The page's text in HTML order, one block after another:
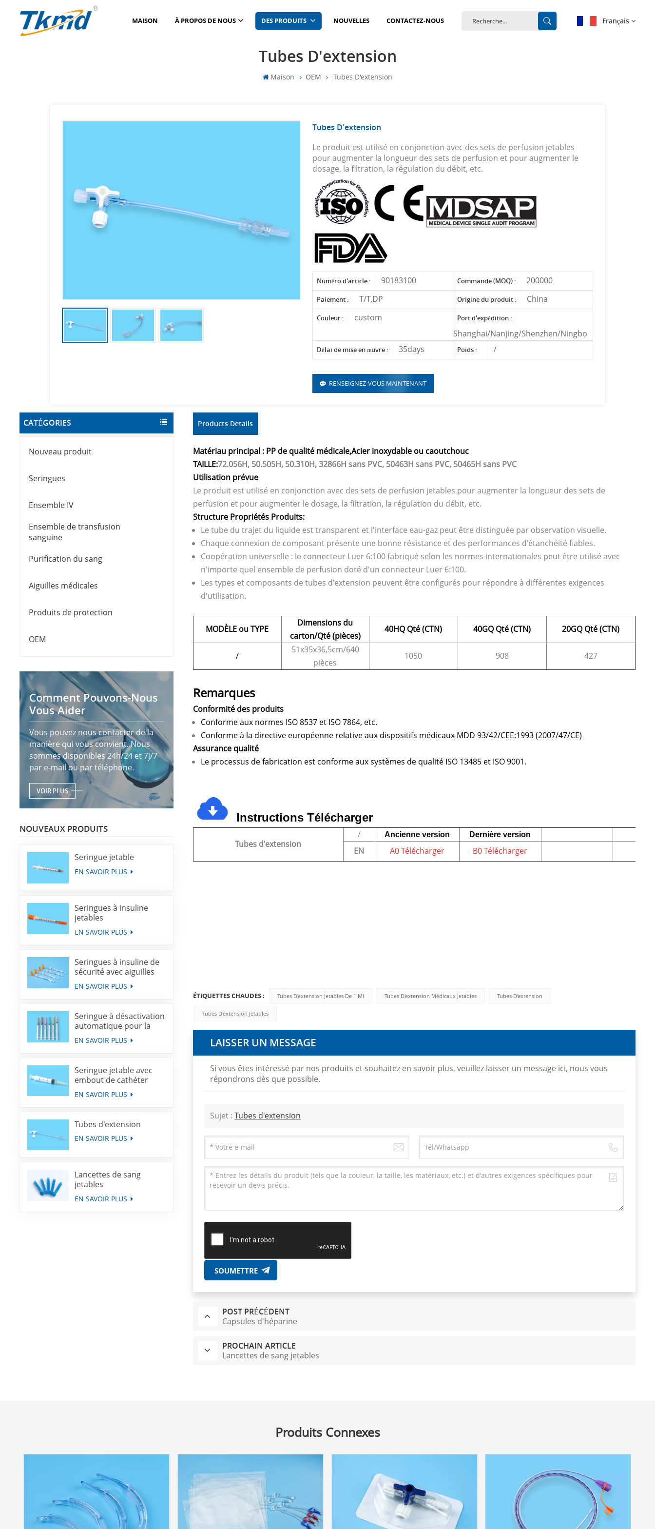
MAISON À PROPOS DE NOUS DES PRODUITS NOUVELLES CONTACTEZ-NOUS Français
Tubes D'extension
Maison OEM Tubes D'extension
Tubes D'extension
Le produit est utilisé en conjonction avec des sets de perfusion jetables
pour augmenter la longueur des sets de perfusion et pour augmenter le
dosage, la filtration, la régulation du débit, etc.
Numéro d'article : 90183100 Commande (MOQ) : 200000
Paiement : T/T,DP Origine du produit : China
Couleur : custom Port d'expédition :
Shanghai/Nanjing/Shenzhen/Ningbo
Délai de mise en œuvre : 35days Poids : /
RENSEIGNEZ-VOUS MAINTENANT
CATÉGORIES
Nouveau produit
Seringues
Ensemble IV
Ensemble de transfusion
sanguine
Purification du sang
Aiguilles médicales
Produits de protection
OEM
Comment Pouvons-Nous
Vous Aider
Vous pouvez nous contacter de la
manière qui vous convient. Nous
sommes disponibles 24h/24 et 7j/7
par e-mail ou par téléphone.
VOIR PLUS
NOUVEAUX PRODUITS
Seringue jetable
EN SAVOIR PLUS
Seringues à insuline
jetables
EN SAVOIR PLUS
Seringues à insuline de
sécurité avec aiguilles
rétractables
EN SAVOIR PLUS
Seringue à désactivation
automatique pour la
vaccination à dose fixe
EN SAVOIR PLUS
Seringue jetable avec
embout de cathéter
EN SAVOIR PLUS
Tubes d'extension
EN SAVOIR PLUS
Lancettes de sang
jetables
EN SAVOIR PLUS
Products Details
Matériau principal : PP de qualité médicale,Acier inoxydable ou caoutchouc
TAILLE:72.056H, 50.505H, 50.310H, 32866H sans PVC, 50463H sans PVC, 50465H sans PVC
Utilisation prévue
Le produit est utilisé en conjonction avec des sets de perfusion jetables pour augmenter la longueur des sets de
perfusion et pour augmenter le dosage, la filtration, la régulation du débit, etc.
Structure Propriétés Produits:
Le tube du trajet du liquide est transparent et l'interface eau-gaz peut être distinguée par observation visuelle.
Chaque connexion de composant présente une bonne résistance et des performances d'étanchéité fiables.
Coopération universelle : le connecteur Luer 6:100 fabriqué selon les normes internationales peut être utilisé avec
n'importe quel ensemble de perfusion doté d'un connecteur Luer 6:100.
Les types et composants de tubes d'extension peuvent être configurés pour répondre à différentes exigences
d'utilisation.
MODÈLE ou TYPE
Dimensions du
carton/Qté (pièces)
40HQ Qté (CTN) 40GQ Qté (CTN) 20GQ Qté (CTN)
/
51x35x36,5cm/640
pièces
1050 908 427
Remarques
Conformité des produits
Conforme aux normes ISO 8537 et ISO 7864, etc.
Conforme à la directive européenne relative aux dispositifs médicaux MDD 93/42/CEE:1993 (2007/47/CE)
Assurance qualité
Le processus de fabrication est conforme aux systèmes de qualité ISO 13485 et ISO 9001.
Instructions Télécharger
Tubes d'extension
/ Ancienne version Dernière version
EN A0 Télécharger B0 Télécharger
ÉTIQUETTES CHAUDES : Tubes D'extension Jetables De 1 Ml Tubes D'extension Médicaux Jetables Tubes D'extension
Tubes D'extension Jetables
LAISSER UN MESSAGE
Si vous êtes intéressé par nos produits et souhaitez en savoir plus, veuillez laisser un message ici, nous vous
répondrons dès que possible.
Sujet :Tubes d'extension
SOUMETTRE
POST PRÉCÉDENT
Capsules d'héparine
PROCHAIN ARTICLE
Lancettes de sang jetables
Produits Connexes